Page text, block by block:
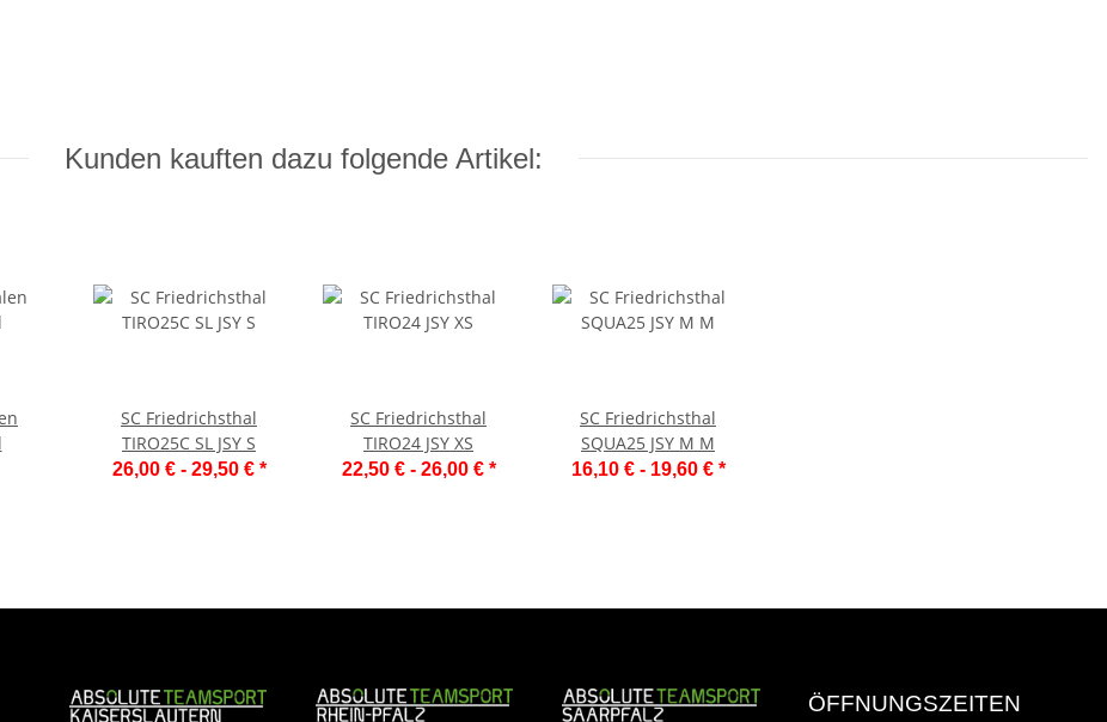
Kunden kauften dazu folgende Artikel:
SC Friedrichsthal
TIRO25C SL JSY S
26,00 € - 29,50 € *
SC Friedrichsthal
TIRO24 JSY XS
22,50 € - 26,00 € *
SC Friedrichsthal
SQUA25 JSY M M
16,10 € - 19,60 € *
ÖFFNUNGSZEITEN